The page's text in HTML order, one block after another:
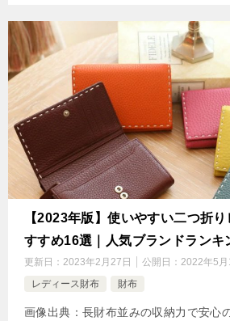
【2023年版】使いやすい二つ折
すすめ16選｜人気ブランドランキ
更新日： 2023年2月27日 公開日： 2022年5月
レディース財布
財布
画像出典：長財布並みの収納力で安心